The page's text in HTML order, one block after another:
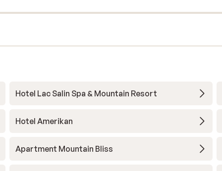
Hotel Lac Salin Spa & Mountain Resort
Hotel Amerikan
Apartment Mountain Bliss